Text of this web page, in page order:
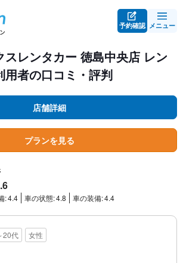
予約確認 メニュー
スレンタカー 徳島中央店 レン
用者の口コミ・評判
店舗詳細
プランを見る
:4.4 車の状態:4.8 車の装備:4.4
20代 女性